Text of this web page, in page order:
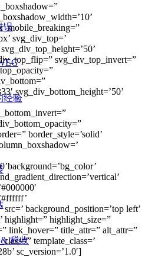
误
经验
税收
mobile_breaking=”
svg_div_top=’
svg_div_top_invert=”
svg_div_bottom_height=’50’
border_style=’solid’
background_position=’top left’
highlight=” highlight_size=”
link_hover=” title_attr=” alt_attr=”
template_class=’
sc_version=’1.0′]